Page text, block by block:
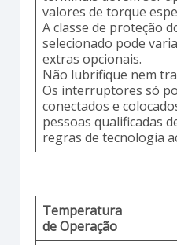
valores de torque
A classe de proteção
selecionado pode
extras opcionais.
Não lubrifique nem
Os interruptores só
conectados e
pessoas qualificadas
regras de tecnologia
Temperatura
de Operação